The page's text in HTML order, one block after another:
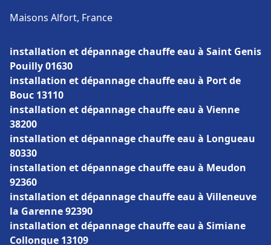
Maisons Alfort, France
installation et dépannage chauffe eau à Saint Genis
Pouilly 01630
installation et dépannage chauffe eau à Port de
Bouc 13110
installation et dépannage chauffe eau à Vienne
38200
installation et dépannage chauffe eau à Longueau
80330
installation et dépannage chauffe eau à Meudon
92360
installation et dépannage chauffe eau à Villeneuve
la Garenne 92390
installation et dépannage chauffe eau à Simiane
Collongue 13109